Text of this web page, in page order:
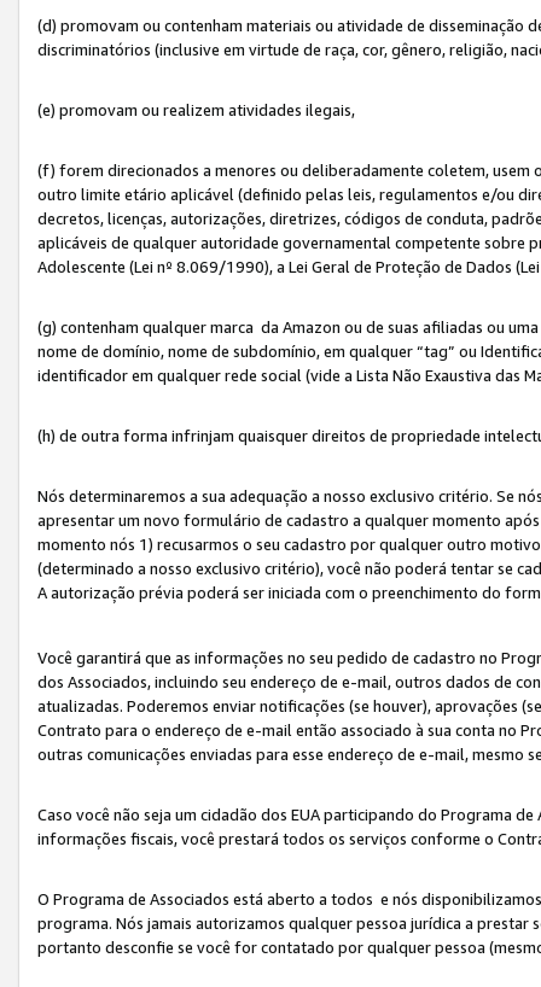
(d) promovam ou contenham materiais ou atividade de disseminação
discriminatórios (inclusive em virtude de raça, cor, gênero, religião,
(e) promovam ou realizem atividades ilegais,
(f) forem direcionados a menores ou deliberadamente coletem, usem
outro limite etário aplicável (definido pelas leis, regulamentos e/ou
decretos, licenças, autorizações, diretrizes, códigos de conduta,
aplicáveis de qualquer autoridade governamental competente sobre
Adolescente (Lei nº 8.069/1990), a Lei Geral de Proteção de Dados
(g) contenham qualquer marca da Amazon ou de suas afiliadas ou
nome de domínio, nome de subdomínio, em qualquer “tag” ou
identificador em qualquer rede social (vide a Lista Não Exaustiva das
(h) de outra forma infrinjam quaisquer direitos de propriedade
Nós determinaremos a sua adequação a nosso exclusivo critério. Se
apresentar um novo formulário de cadastro a qualquer momento
momento nós 1) recusarmos o seu cadastro por qualquer outro
(determinado a nosso exclusivo critério), você não poderá tentar se
A autorização prévia poderá ser iniciada com o preenchimento do
Você garantirá que as informações no seu pedido de cadastro no
dos Associados, incluindo seu endereço de e-mail, outros dados de
atualizadas. Poderemos enviar notificações (se houver), aprovações
Contrato para o endereço de e-mail então associado à sua conta no
outras comunicações enviadas para esse endereço de e-mail,
Caso você não seja um cidadão dos EUA participando do Programa
informações fiscais, você prestará todos os serviços conforme o
O Programa de Associados está aberto a todos e nós
programa. Nós jamais autorizamos qualquer pessoa jurídica a
portanto desconfie se você for contatado por qualquer pessoa